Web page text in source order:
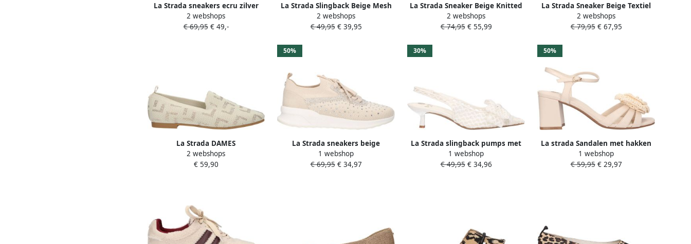
La Strada sneakers ecru zilver
2 webshops
€ 69,95€ 49,-
La Strada Slingback Beige Mesh
Met Strik Damesschoenen
2 webshops
€ 49,95€ 39,95
La Strada Sneaker Beige Knitted
Damesschoenen
2 webshops
€ 74,95€ 55,99
La Strada Sneaker Beige Textiel
Damesschoenen
2 webshops
€ 79,95€ 67,95
La Strada DAMES
INSTAPSCHOENEN BEIGE 2131884
4521 BEIGE KNITTED+BEIGE
2 webshops
€ 59,90
50%
La Strada sneakers beige
1 webshop
€ 69,95€ 34,97
30%
La Strada slingback pumps met
strik ecru
1 webshop
€ 49,95€ 34,96
50%
La strada Sandalen met hakken
2501277
1 webshop
€ 59,95€ 29,97